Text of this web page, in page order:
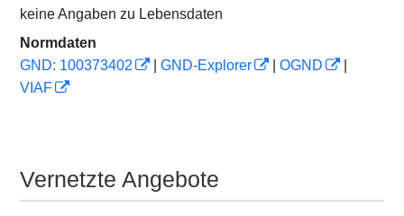
keine Angaben zu Lebensdaten
Normdaten
GND: 100373402
GND-Explorer OGND
VIAF
Vernetzte Angebote